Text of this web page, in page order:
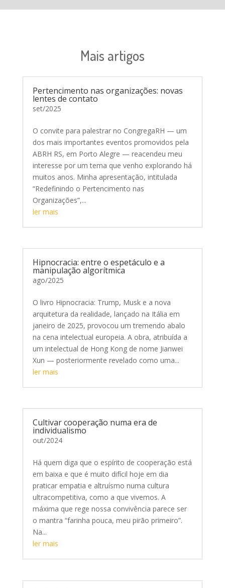
Mais artigos
Pertencimento nas organizações: novas
lentes de contato
set/2025
O convite para palestrar no CongregaRH — um
dos mais importantes eventos promovidos pela
ABRH RS, em Porto Alegre — reacendeu meu
interesse por um tema que venho explorando há
muitos anos. Minha apresentação, intitulada
“Redefinindo o Pertencimento nas
Organizações”,...
ler mais
Hipnocracia: entre o espetáculo e a
manipulação algorítmica
ago/2025
O livro Hipnocracia: Trump, Musk e a nova
arquitetura da realidade, lançado na Itália em
janeiro de 2025, provocou um tremendo abalo
na cena intelectual europeia. A obra, atribuída a
um intelectual de Hong Kong de nome Jianwei
Xun — posteriormente revelado como uma...
ler mais
Cultivar cooperação numa era de
individualismo
out/2024
Há quem diga que o espírito de cooperação está
em baixa e que é muito difícil hoje em dia
praticar empatia e altruísmo numa cultura
ultracompetitiva, como a que vivemos. A
máxima que rege nossa convivência parece ser
o mantra “farinha pouca, meu pirão primeiro”.
Na...
ler mais